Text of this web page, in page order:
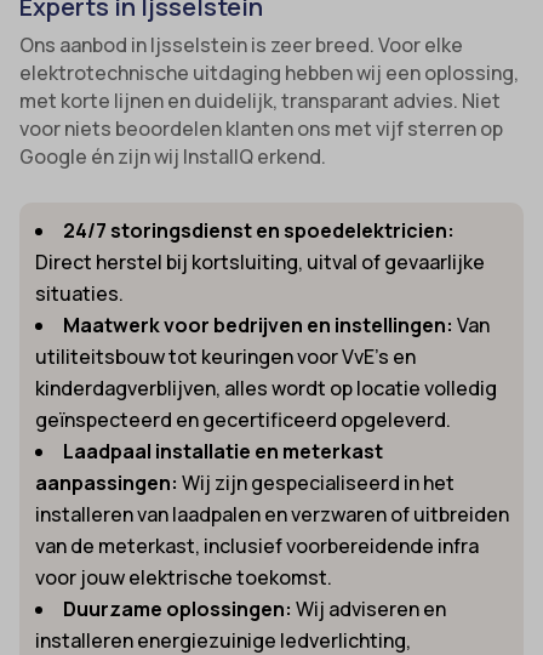
Ons aanbod in Ijsselstein is zeer breed. Voor elke
elektrotechnische uitdaging hebben wij een oplossing,
met korte lijnen en duidelijk, transparant advies. Niet
voor niets beoordelen klanten ons met vijf sterren op
Google én zijn wij InstallQ erkend.
24/7 storingsdienst en spoedelektricien:
Direct herstel bij kortsluiting, uitval of gevaarlijke
situaties.
Maatwerk voor bedrijven en instellingen: Van
utiliteitsbouw tot keuringen voor VvE’s en
kinderdagverblijven, alles wordt op locatie volledig
geïnspecteerd en gecertificeerd opgeleverd.
Laadpaal installatie en meterkast
aanpassingen: Wij zijn gespecialiseerd in het
installeren van laadpalen en verzwaren of uitbreiden
van de meterkast, inclusief voorbereidende infra
voor jouw elektrische toekomst.
Duurzame oplossingen: Wij adviseren en
installeren energiezuinige ledverlichting,